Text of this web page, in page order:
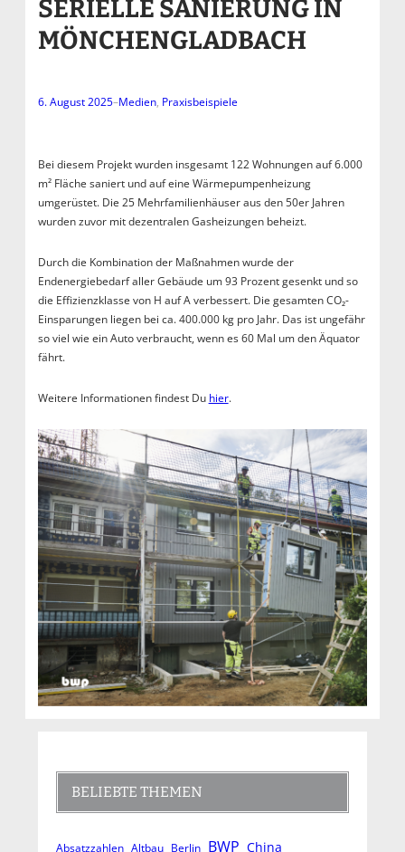
SERIELLE SANIERUNG IN
MÖNCHENGLADBACH
6. August 2025–Medien, Praxisbeispiele
Bei diesem Projekt wurden insgesamt 122 Wohnungen auf 6.000
m² Fläche saniert und auf eine Wärmepumpenheizung
umgerüstet. Die 25 Mehrfamilienhäuser aus den 50er Jahren
wurden zuvor mit dezentralen Gasheizungen beheizt.
Durch die Kombination der Maßnahmen wurde der
Endenergiebedarf aller Gebäude um 93 Prozent gesenkt und so
die Effizienzklasse von H auf A verbessert. Die gesamten CO₂-
Einsparungen liegen bei ca. 400.000 kg pro Jahr. Das ist ungefähr
so viel wie ein Auto verbraucht, wenn es 60 Mal um den Äquator
fährt.
Weitere Informationen findest Du hier.
BELIEBTE THEMEN
Absatzzahlen Altbau Berlin BWP China